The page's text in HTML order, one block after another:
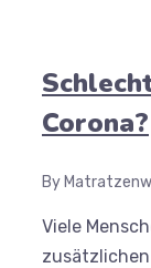
Corona?
By
Viele